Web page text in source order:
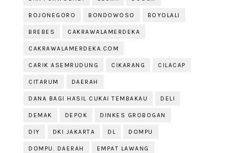
BOJONEGORO BONDOWOSO BOYOLALI
BREBES CAKRAWALAMERDEKA
CAKRAWALAMERDEKA.COM
CARIK ASEMRUDUNG CIKARANG CILACAP
CITARUM DAERAH
DANA BAGI HASIL CUKAI TEMBAKAU DELI
DEMAK DEPOK DINKES GROBOGAN
DIY DKI JAKARTA DL DOMPU
DOMPU. DAERAH EMPAT LAWANG